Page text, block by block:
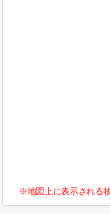
※地図上に表示される